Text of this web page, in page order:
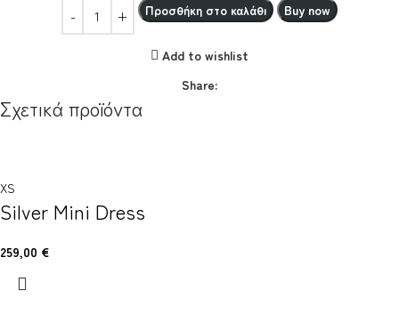
Προσθήκη στο καλάθι Buy now
Add to wishlist
Share:
Σχετικά προϊόντα
XS
Silver Mini Dress
259,00 €